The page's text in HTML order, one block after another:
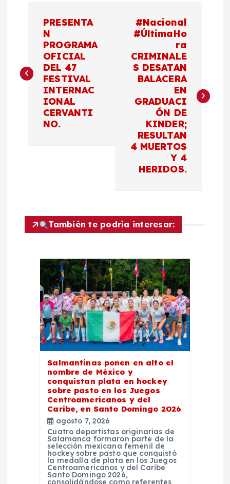
v
e
ó
n
PRESENTA
N
PROGRAMA
OFICIAL
DEL 47
FESTIVAL
INTERNAC
IONAL
CERVANTI
NO.
#Nacional
#ÚltimaHo
ra
CRIMINALE
S DESATAN
BALACERA
EN
GRADUACI
ÓN DE
KINDER;
RESULTAN
4 MUERTOS
Y 4
HERIDOS.
También te podría interesar:
Salmantinas ponen en alto el
nombre de México y
conquistan plata en hockey
sobre pasto en los Juegos
Centroamericanos y del
Caribe, en Santo Domingo 2026
agosto 7, 2026
Cuatro deportistas originarias de
Salamanca formaron parte de la
selección mexicana femenil de
hockey sobre pasto que conquistó
la medalla de plata en los Juegos
Centroamericanos y del Caribe
Santo Domingo 2026,
consolidándose como referentes